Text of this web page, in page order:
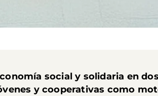
social y solidaria en
y cooperativas como